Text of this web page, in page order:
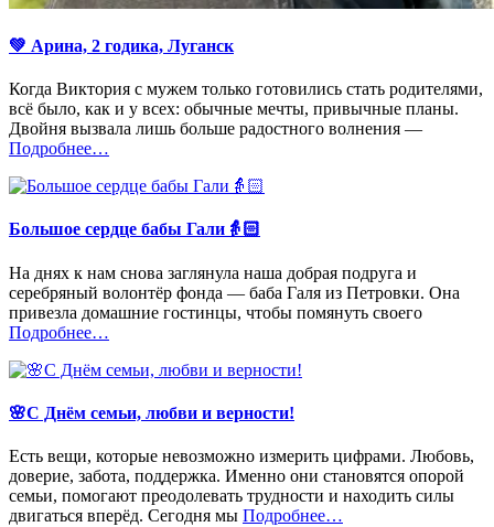
💚 Арина, 2 годика, Луганск
Когда Виктория с мужем только готовились стать родителями,
всё было, как и у всех: обычные мечты, привычные планы.
Двойня вызвала лишь больше радостного волнения —
Подробнее«%s»
…
Большое сердце бабы Гали👵🏻
На днях к нам снова заглянула наша добрая подруга и
серебряный волонтёр фонда — баба Галя из Петровки. Она
привезла домашние гостинцы, чтобы помянуть своего
Подробнее«%s»
…
🌸С Днём семьи, любви и верности!
Есть вещи, которые невозможно измерить цифрами. Любовь,
доверие, забота, поддержка. Именно они становятся опорой
семьи, помогают преодолевать трудности и находить силы
двигаться вперёд. Сегодня мы Подробнее«%s»
…